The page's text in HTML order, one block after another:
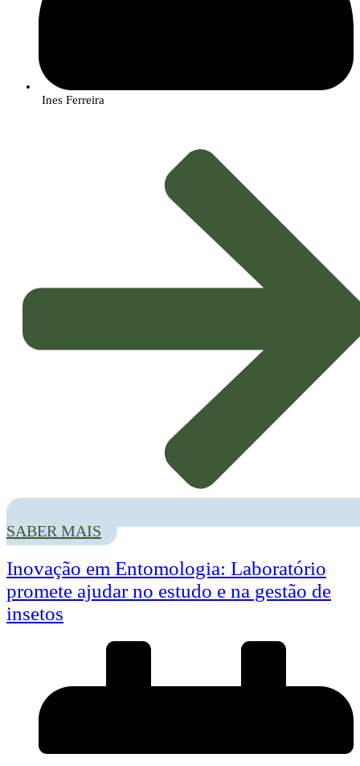
Ines Ferreira
SABER MAIS
Inovação em Entomologia: Laboratório
promete ajudar no estudo e na gestão de
insetos